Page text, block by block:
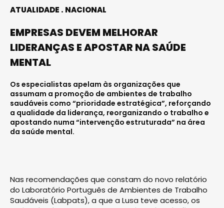
ATUALIDADE NACIONAL
EMPRESAS DEVEM MELHORAR
LIDERANÇAS E APOSTAR NA SAÚDE
MENTAL
Os especialistas apelam às organizações que
assumam a promoção de ambientes de trabalho
saudáveis como “prioridade estratégica”, reforçando
a qualidade da liderança, reorganizando o trabalho e
apostando numa “intervenção estruturada” na área
da saúde mental.
Nas recomendações que constam do novo relatório
do Laboratório Português de Ambientes de Trabalho
Saudáveis (Labpats), a que a Lusa teve acesso, os